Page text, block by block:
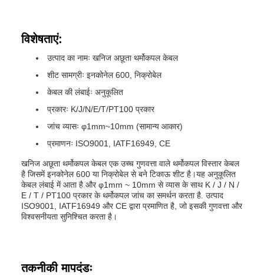
विशेषताएं:
उत्पाद का नामः खनिज अछूता थर्मोकपल केबल
शीट सामग्रीः इनकोनेल 600, निक्रोबेल
केबल की लंबाईः अनुकूलित
प्रकारः K/J/N/E/T/PT100 प्रकार
जांच व्यासः φ1mm~10mm (सामान्य आकार)
प्रमाणनः ISO9001, IATF16949, CE
खनिज अछूता थर्मोकपल केबल एक उच्च गुणवत्ता वाले थर्मोकपल विस्तार केबल
है जिसमें इनकोनेल 600 या निक्रोबेल से बने टिकाऊ शीट है।यह अनुकूलित
केबल लंबाई में आता है और φ1mm ~ 10mm से व्यास के साथ K / J / N /
E / T / PT100 प्रकार के थर्मोकपल जांच का समर्थन करता है. उत्पाद
ISO9001, IATF16949 और CE द्वारा प्रमाणित है, जो इसकी गुणवत्ता और
विश्वसनीयता सुनिश्चित करता है।
तकनीकी मापदंडः